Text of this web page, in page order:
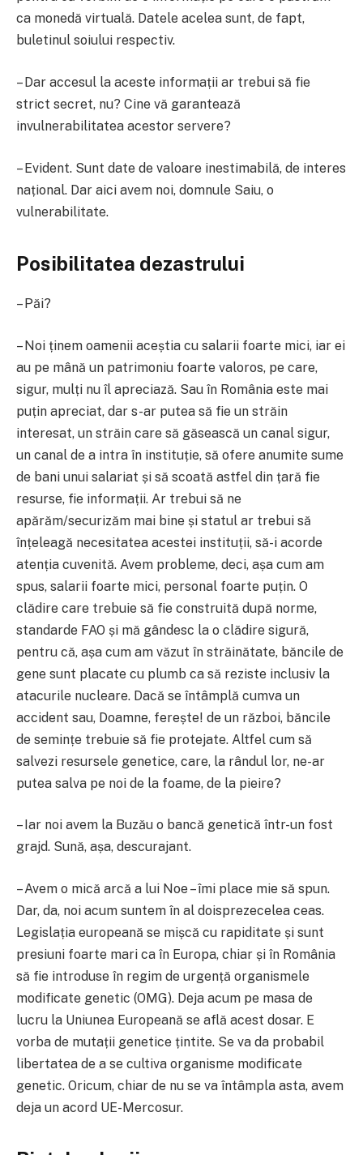
ca monedă virtuală. Datele acelea sunt, de fapt,
buletinul soiului respectiv.
– Dar accesul la aceste informații ar trebui să fie
strict secret, nu? Cine vă garantează
invulnerabilitatea acestor servere?
– Evident. Sunt date de valoare inestimabilă, de interes
național. Dar aici avem noi, domnule Saiu, o
vulnerabilitate.
Posibilitatea dezastrului
– Păi?
– Noi ținem oamenii aceștia cu salarii foarte mici, iar ei
au pe mână un patrimoniu foarte valoros, pe care,
sigur, mulți nu îl apreciază. Sau în România este mai
puțin apreciat, dar s-ar putea să fie un străin
interesat, un străin care să găsească un canal sigur,
un canal de a intra în instituție, să ofere anumite sume
de bani unui salariat și să scoată astfel din țară fie
resurse, fie informații. Ar trebui să ne
apărăm/securizăm mai bine și statul ar trebui să
înțeleagă necesitatea acestei instituții, să-i acorde
atenția cuvenită. Avem probleme, deci, așa cum am
spus, salarii foarte mici, personal foarte puțin. O
clădire care trebuie să fie construită după norme,
standarde FAO și mă gândesc la o clădire sigură,
pentru că, așa cum am văzut în străinătate, băncile de
gene sunt placate cu plumb ca să reziste inclusiv la
atacurile nucleare. Dacă se întâmplă cumva un
accident sau, Doamne, ferește! de un război, băncile
de semințe trebuie să fie protejate. Altfel cum să
salvezi resursele genetice, care, la rândul lor, ne-ar
putea salva pe noi de la foame, de la pieire?
– Iar noi avem la Buzău o bancă genetică într-un fost
grajd. Sună, așa, descurajant.
– Avem o mică arcă a lui Noe – îmi place mie să spun.
Dar, da, noi acum suntem în al doisprezecelea ceas.
Legislația europeană se mișcă cu rapiditate și sunt
presiuni foarte mari ca în Europa, chiar și în România
să fie introduse în regim de urgență organismele
modificate genetic (OMG). Deja acum pe masa de
lucru la Uniunea Europeană se află acest dosar. E
vorba de mutații genetice țintite. Se va da probabil
libertatea de a se cultiva organisme modificate
genetic. Oricum, chiar de nu se va întâmpla asta, avem
deja un acord UE-Mercosur.